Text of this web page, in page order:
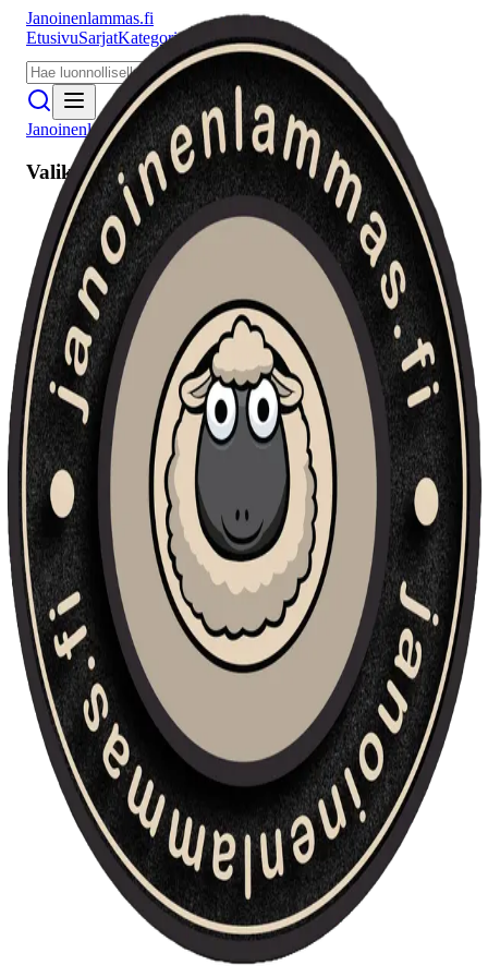
Janoinenlammas.fi
EtusivuSarjatKategoriat PuhujatMeistä
Janoinenlammas.fi
Valikko
Etusivu
Sarjat
Kategoriat
Puhujat
Haku
Tietosuojaseloste
Seuraa meitä
Facebook Instagram
YouTube
© 2026 Janoinenlammas.fi. Kaikki oikeudet pidätetään.